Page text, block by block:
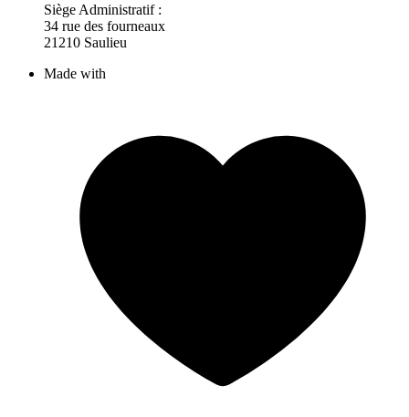
Siège Administratif :
34 rue des fourneaux
21210 Saulieu
Made with